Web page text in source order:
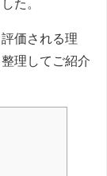
た。
価される理
理してご紹介